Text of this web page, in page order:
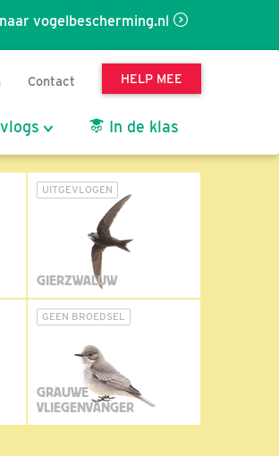
naar vogelbescherming.nl
Contact HELP MEE
In de klas
UITGEVLOGEN
GIERZWALUW
GEEN BROEDSEL
GRAUWE
VLIEGENVANGER